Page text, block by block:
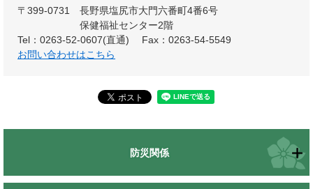
〒399-0731
長野県塩尻市大門六番町4番6号
保健福祉センター2階
Tel：0263-52-0607(直通)
Fax：0263-54-5549
お問い合わせはこちら
防災関係